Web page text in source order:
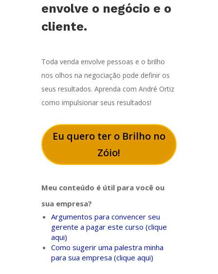
envolve o negócio e o
cliente.
Toda venda envolve pessoas e o brilho
nos olhos na negociação pode definir os
seus resultados. Aprenda com André Ortiz
como impulsionar seus resultados!
Eu quero ter o Brilho no
Zóio!
Meu conteúdo é útil para você ou
sua empresa?
Argumentos para convencer seu
gerente a pagar este curso (clique
aqui)
Como sugerir uma palestra minha
para sua empresa (clique aqui)